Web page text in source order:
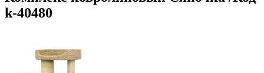
k-40480